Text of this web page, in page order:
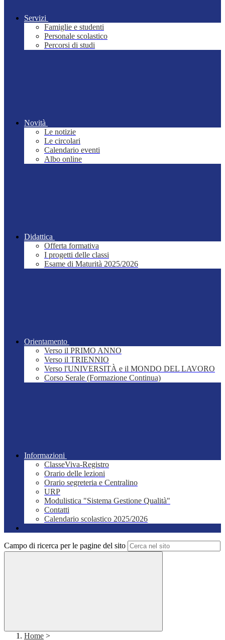
Servizi
Famiglie e studenti
Personale scolastico
Percorsi di studi
Novità
Le notizie
Le circolari
Calendario eventi
Albo online
Didattica
Offerta formativa
I progetti delle classi
Esame di Maturità 2025/2026
Orientamento
Verso il PRIMO ANNO
Verso il TRIENNIO
Verso l'UNIVERSITÀ e il MONDO DEL LAVORO
Corso Serale (Formazione Continua)
Informazioni
ClasseViva-Registro
Orario delle lezioni
Orario segreteria e Centralino
URP
Modulistica "Sistema Gestione Qualità"
Contatti
Calendario scolastico 2025/2026
Campo di ricerca per le pagine del sito
Home >